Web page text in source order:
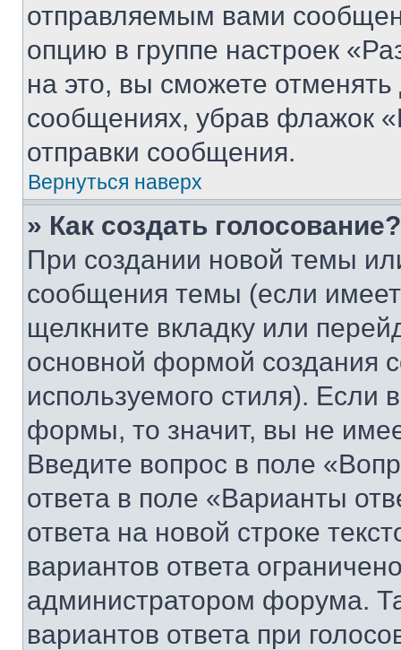
отправляемым вами
опцию в группе настроек
на это, вы сможете
сообщениях, убрав флажок
отправки сообщения.
Вернуться наверх
» Как создать голосование?
При создании новой темы
сообщения темы (если
щелкните вкладку или
основной формой создания
используемого стиля). Если
формы, то значит, вы не
Введите вопрос в поле
ответа в поле «Варианты
ответа на новой строке
вариантов ответа
администратором форума.
вариантов ответа при